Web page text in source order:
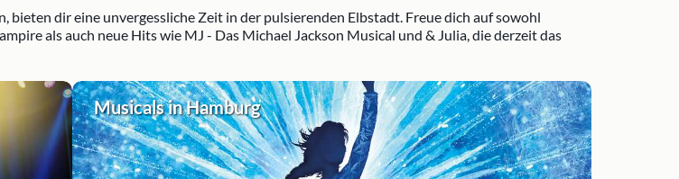
dir eine unvergessliche Zeit in der pulsierenden Elbstadt. Freue dich auf sowohl
als auch neue Hits wie MJ - Das Michael Jackson Musical und & Julia, die derzeit das
Musicals in Hamburg